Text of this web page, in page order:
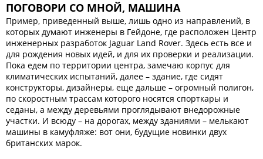
ПОГОВОРИ СО МНОЙ, МАШИНА
Пример, приведенный выше, лишь одно из направлений, в
которых думают инженеры в Гейдоне, где расположен Центр
инженерных разработок Jaguar Land Rover. Здесь есть все и
для рождения новых идей, и для их проверки и реализации.
Пока едем по территории центра, замечаю корпус для
климатических испытаний, далее – здание, где сидят
конструкторы, дизайнеры, еще дальше – огромный полигон,
по скоростным трассам которого носятся спорткары и
седаны, а между деревьями проглядывают внедорожные
участки. И всюду – на дорогах, между зданиями – мелькают
машины в камуфляже: вот они, будущие новинки двух
британских марок.